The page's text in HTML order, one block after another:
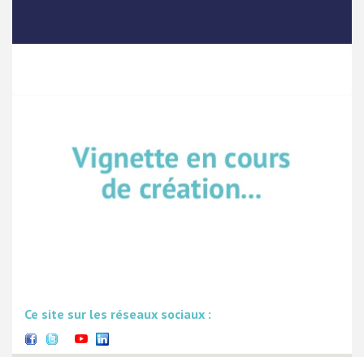
Ce site sur les réseaux sociaux :